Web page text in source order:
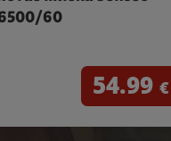
60
54.99 €